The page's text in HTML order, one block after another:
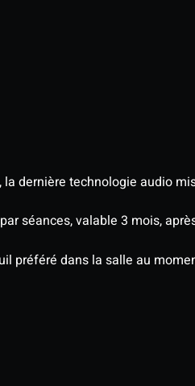
dernière technologie audio
séances, valable 3 mois,
préféré dans la salle au